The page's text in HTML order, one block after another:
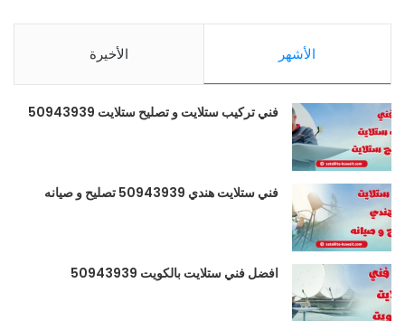
الأشهر الأخيرة
فني تركيب ستلايت و تصليح ستلايت 50943939
فني ستلايت هندي 50943939 تصليح و صيانه
افضل فني ستلايت بالكويت 50943939